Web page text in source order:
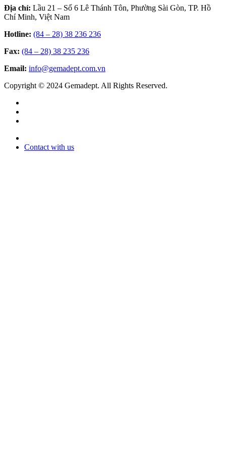
Địa chỉ: Lầu 21 – Số 6 Lê Thánh Tôn, Phường Sài Gòn, TP. Hồ
Chí Minh, Việt Nam
Hotline: (84 – 28) 38 236 236
Fax: (84 – 28) 38 235 236
Email: info@gemadept.com.vn
Copyright © 2024 Gemadept. All Rights Reserved.
Contact with us